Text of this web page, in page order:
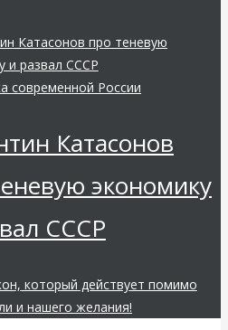
современной России
Катасонов
экономику
СССР